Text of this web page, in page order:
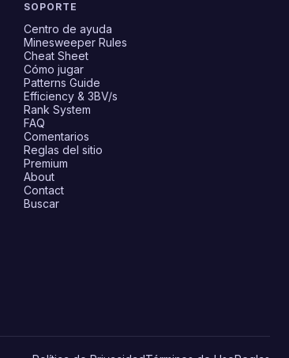
SOPORTE
Centro de ayuda
Minesweeper Rules
Cheat Sheet
Cómo jugar
Patterns Guide
Efficiency & 3BV/s
Rank System
FAQ
Comentarios
Reglas del sitio
Premium
About
Contact
Buscar